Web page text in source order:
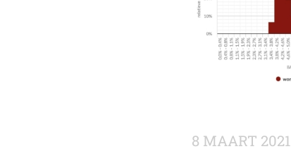
8 MAART 2021